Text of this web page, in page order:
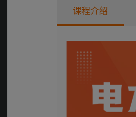
课程介绍